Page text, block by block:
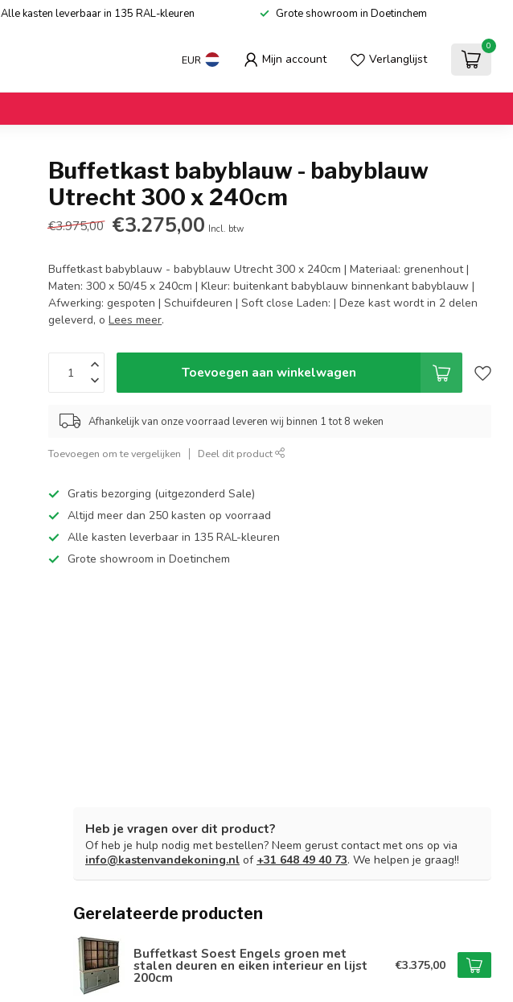
Alle kasten leverbaar in 135 RAL-kleuren Grote showroom in Doetinchem
EUR Mijn account Verlanglijst
0
Buffetkast babyblauw - babyblauw
Utrecht 300 x 240cm
€3.975,00 €3.275,00 Incl. btw
Buffetkast babyblauw - babyblauw Utrecht 300 x 240cm | Materiaal: grenenhout |
Maten: 300 x 50/45 x 240cm | Kleur: buitenkant babyblauw binnenkant babyblauw |
Afwerking: gespoten | Schuifdeuren | Soft close Laden: | Deze kast wordt in 2 delen
geleverd, oLees meer.
Toevoegen aan winkelwagen
Afhankelijk van onze voorraad leveren wij binnen 1 tot 8 weken
Toevoegen om te vergelijken Deel dit product
Gratis bezorging (uitgezonderd Sale)
Altijd meer dan 250 kasten op voorraad
Alle kasten leverbaar in 135 RAL-kleuren
Grote showroom in Doetinchem
Heb je vragen over dit product?
Of heb je hulp nodig met bestellen? Neem gerust contact met ons op via
info@kastenvandekoning.nl of +31 648 49 40 73. We helpen je graag!!
Gerelateerde producten
Buffetkast Soest Engels groen met
stalen deuren en eiken interieur en lijst
200cm
€3.375,00